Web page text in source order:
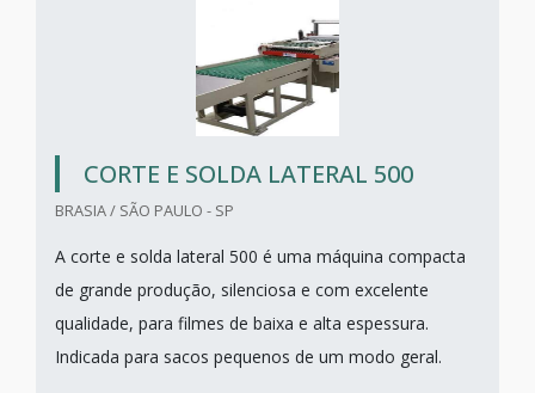
CORTE E SOLDA LATERAL 500
BRASIA / SÃO PAULO - SP
A corte e solda lateral 500 é uma máquina compacta
de grande produção, silenciosa e com excelente
qualidade, para filmes de baixa e alta espessura.
Indicada para sacos pequenos de um modo geral.